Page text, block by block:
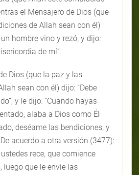
el Mensajero de Dios (que
de Allah sean con él)
hombre vino y rezó, y dijo:
de mí”.
Dios (que la paz y las
sean con él) dijo: “Debe
y le dijo: “Cuando hayas
alaba a Dios como Él
deséame las bendiciones, y
acuerdo a otra versión (3477):
rece, que comience
luego que le envíe las